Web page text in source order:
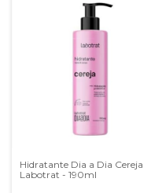
Hidratante Dia a Dia Cereja
Labotrat - 190ml